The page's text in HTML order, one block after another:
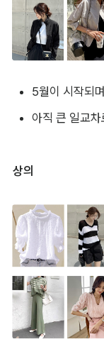
5월이 시작되며
아직 큰 일교
상의